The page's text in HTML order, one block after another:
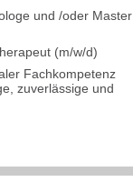
und /oder Master
(m/w/d)
Fachkompetenz
zuverlässige und